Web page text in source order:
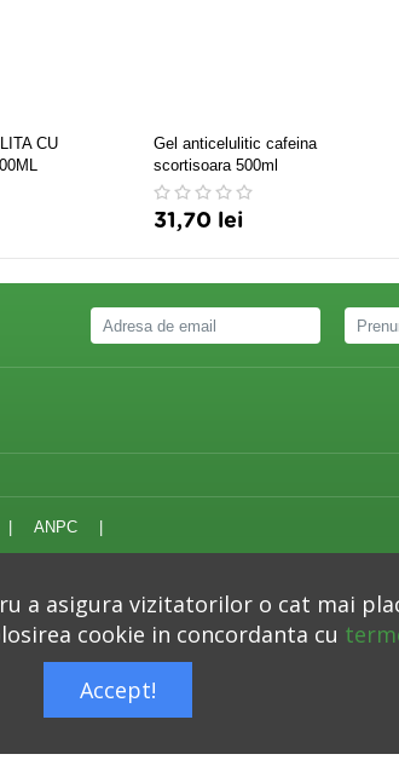
CU
Gel anticelulitic cafeina
scortisoara 500ml
31,70 lei
ANPC
pentru Protectia Consumatorilor –
a asigura vizitatorilor o cat mai
cookie in concordanta cu
Accept!